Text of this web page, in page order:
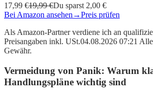
17,99 €19,99 €Du sparst 2,00 €
Bei Amazon ansehen →Preis prüfen
Als Amazon-Partner verdiene ich an
Preisangaben inkl. USt.04.08.2026 07:21
Gewähr.
Vermeidung von Panik: Warum
Handlungspläne wichtig sind